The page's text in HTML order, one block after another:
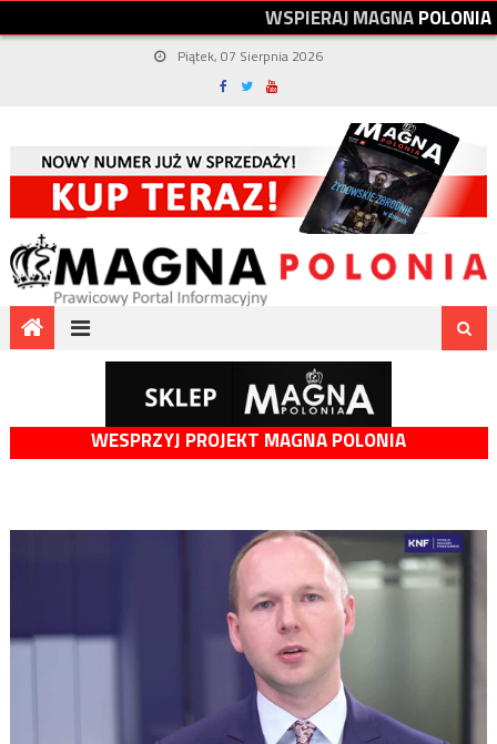
WSPIERAJMAGNAPOLONIA
Piątek, 07 Sierpnia 2026
WESPRZYJ PROJEKT MAGNA POLONIA